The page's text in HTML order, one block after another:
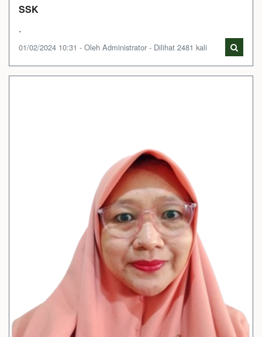
SSK
.
01/02/2024 10:31 - Oleh Administrator - Dilihat 2481 kali